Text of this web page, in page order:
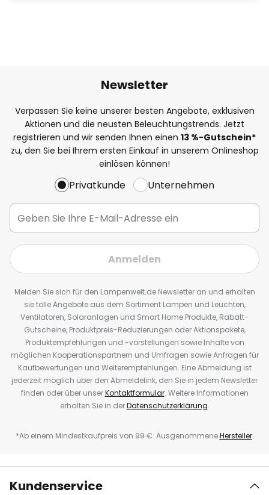
Newsletter
Verpassen Sie keine unserer besten Angebote, exklusiven
Aktionen und die neusten Beleuchtungstrends. Jetzt
registrieren und wir senden Ihnen einen 13 %-Gutschein*
zu, den Sie bei Ihrem ersten Einkauf in unserem Onlineshop
einlösen können!
Privatkunde Unternehmen
Anmelden
Melden Sie sich für den Lampenwelt.de Newsletter an und erhalten
sie tolle Angebote aus dem Sortiment Lampen und Leuchten,
Ventilatoren, Solaranlagen und Smart Home Produkte, Rabatt-
Gutscheine, Produktpreis-Reduzierungen oder Aktionspakete,
Produktempfehlungen und -vorstellungen sowie Inhalte von
möglichen Kooperationspartnern und Umfragen sowie Anfragen für
Kaufbewertungen und Weiterempfehlungen. Eine Abmeldung ist
jederzeit möglich über den Abmeldelink, den Sie in jedem Newsletter
finden oder über unserKontaktformular. Weitere Informationen
erhalten Sie in derDatenschutzerklärung.
*Ab einem Mindestkaufpreis von 99 €. AusgenommeneHersteller.
Kundenservice